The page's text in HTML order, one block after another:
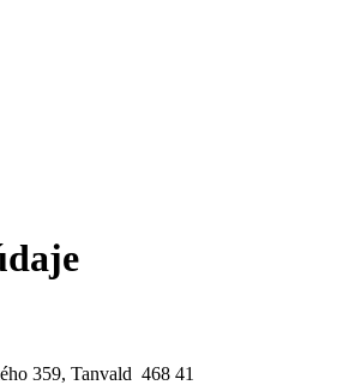
359, Tanvald 468 41